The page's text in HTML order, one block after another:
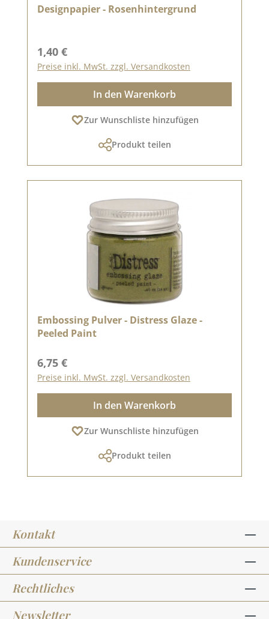
Designpapier - Rosenhintergrund
Regulärer Preis:
1,40 €
Preise inkl. MwSt. zzgl. Versandkosten
In den Warenkorb
Zur Wunschliste hinzufügen
Produkt teilen
Embossing Pulver - Distress Glaze -
Peeled Paint
Regulärer Preis:
6,75 €
Preise inkl. MwSt. zzgl. Versandkosten
In den Warenkorb
Zur Wunschliste hinzufügen
Produkt teilen
Kontakt
Kundenservice
Rechtliches
Newsletter